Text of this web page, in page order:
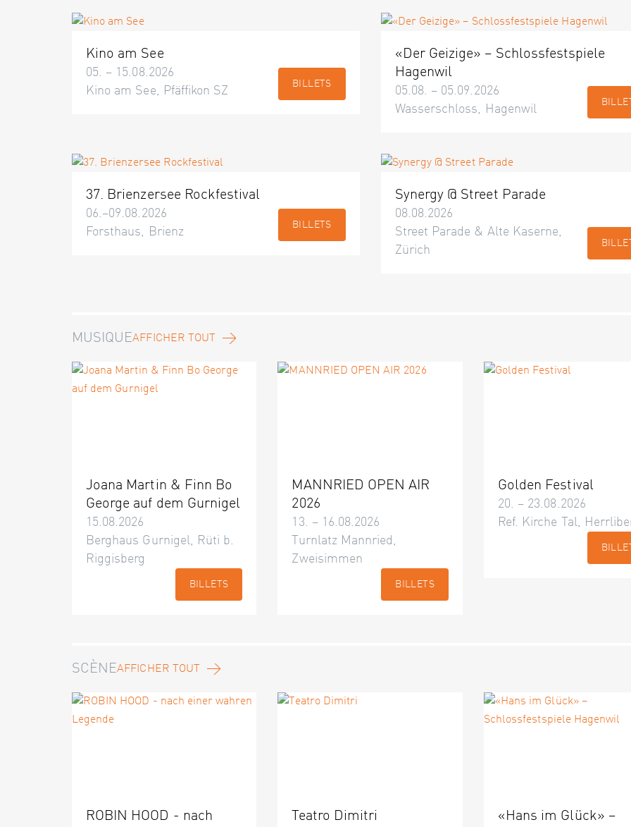
Kino am See
05. – 15.08.2026
Kino am See, Pfäffikon SZ
BILLETS
«Der Geizige» – Schlossfestspiele
Hagenwil
05.08. – 05.09.2026
Wasserschloss, Hagenwil
37. Brienzersee Rockfestival
06.–09.08.2026
Forsthaus, Brienz
BILLETS
Synergy @ Street Parade
08.08.2026
Street Parade & Alte Kaserne,
Zürich
MUSIQUEAFFICHER TOUT
Joana Martin & Finn Bo
George auf dem Gurnigel
15.08.2026
Berghaus Gurnigel, Rüti b.
Riggisberg
BILLETS
MANNRIED OPEN AIR
2026
13. – 16.08.2026
Turnlatz Mannried,
Zweisimmen
BILLETS
Golden Festival
20. – 23.08.2026
Ref. Kirche Tal,
SCÈNEAFFICHER TOUT
ROBIN HOOD - nach
Teatro Dimitri
«Hans im Glück» –